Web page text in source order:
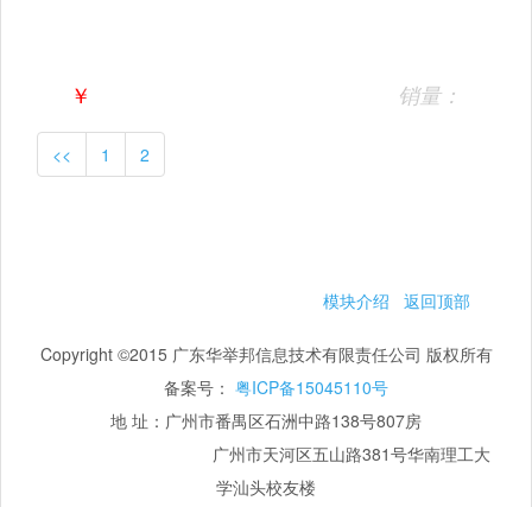
￥ 销量：
<< 1 2
模块介绍 返回顶部
Copyright ©2015 广东华举邦信息技术有限责任公司 版权所有
备案号： 粤ICP备15045110号
地 址：广州市番禺区石洲中路138号807房
广州市天河区五山路381号华南理工大
学汕头校友楼